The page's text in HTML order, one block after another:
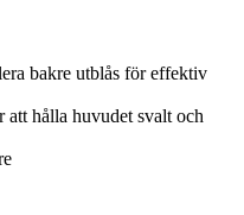
bakre utblås för effektiv
att hålla huvudet svalt och